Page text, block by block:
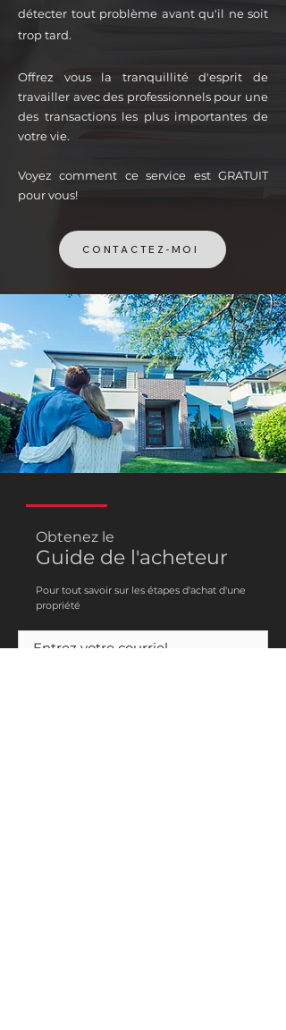
détecter tout problème avant qu'il ne soit
trop tard.
Offrez vous la tranquillité d'esprit de
travailler avec des professionnels pour une
des transactions les plus importantes de
votre vie.
Voyez comment ce service est GRATUIT
pour vous!
CONTACTEZ-MOI
Obtenez le
Guide de l'acheteur
Pour tout savoir sur les étapes d'achat d'une
propriété